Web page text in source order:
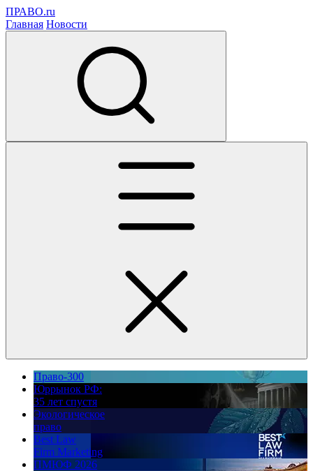
ПРАВО.ru
Главная Новости
Право-300
Юррынок РФ:
35 лет спустя
Экологическое
право
Best Law
Firm Marketing
ПМЮФ 2026